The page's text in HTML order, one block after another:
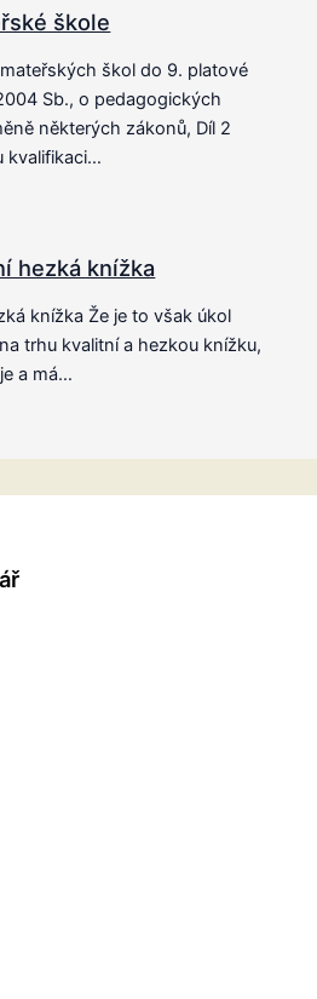
škole
škol do 9. platové
Sb., o pedagogických
některých zákonů, Díl 2
kvalifikaci…
hezká knížka
knížka Že je to však úkol
trhu kvalitní a hezkou knížku,
a má…